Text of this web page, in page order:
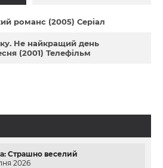
романс (2005) Серіал
Не найкращий день
(2001) Телефільм
Страшно веселий
2026